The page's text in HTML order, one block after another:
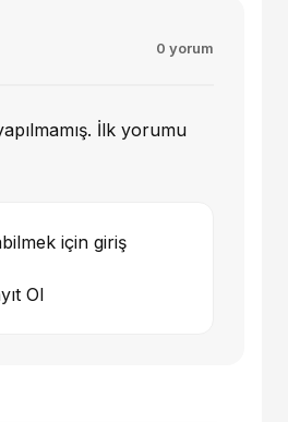
0 yorum
İlk yorumu
için giriş
Ol